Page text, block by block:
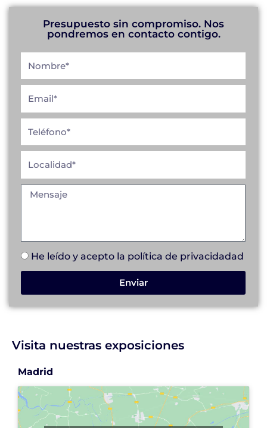
Presupuesto sin compromiso. Nos
pondremos en contacto contigo.
He leído y acepto la política de privacidadad
Enviar
Visita nuestras exposiciones
Madrid